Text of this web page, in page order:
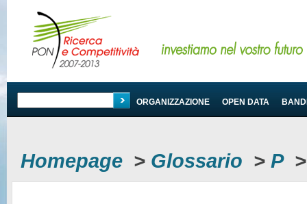
PROGRAMMA ORGANIZZAZIONE OPEN DATA
Homepage > Glossario > P